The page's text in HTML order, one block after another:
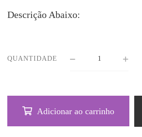
Descrição Abaixo:
QUANTIDADE
Adicionar ao carrinho